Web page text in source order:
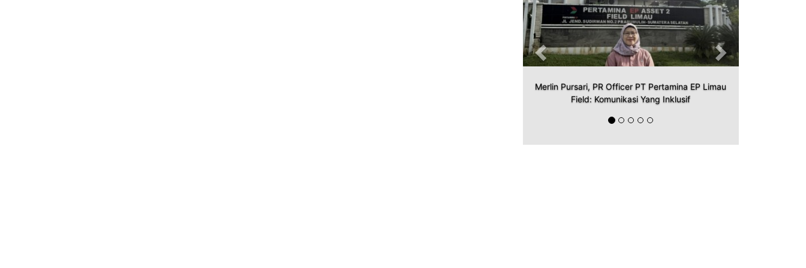
Merlin Pursari, PR Officer PT Pertamina EP Limau
Field: Komunikasi Yang Inklusif